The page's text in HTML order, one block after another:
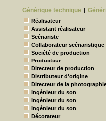
Générique technique |
Réalisateur
Assistant réalisateur
Scénariste
Collaborateur scénaristique
Société de production
Producteur
Directeur de production
Distributeur d'origine
Directeur de la photographie
Ingénieur du son
Ingénieur du son
Ingénieur du son
Décorateur